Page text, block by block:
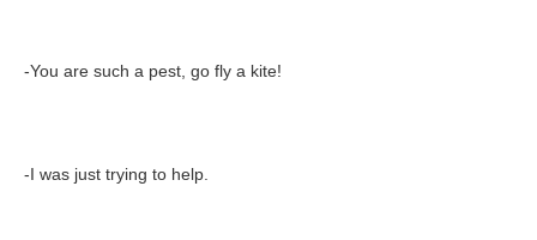
-You are such a pest, go fly a kite!
-I was just trying to help.